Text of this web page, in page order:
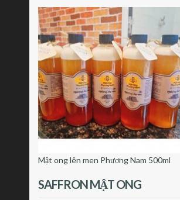
Mật ong lên men Phương Nam 500ml
SAFFRON MẬT ONG